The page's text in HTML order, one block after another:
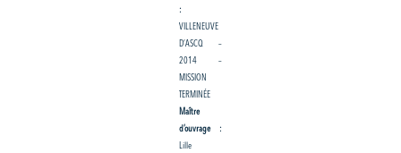
:
VILLENEUVE
D’ASCQ –
2014 –
MISSION
TERMINÉE
Maître
d’ouvrage :
Lille